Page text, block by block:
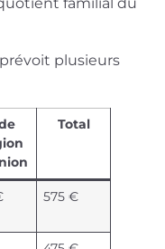
familial du
plusieurs
Total
575 €